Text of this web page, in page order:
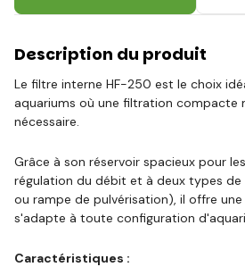
Description du produit
Le filtre interne HF-250 est le choix
aquariums où une filtration compacte
nécessaire.
Grâce à son réservoir spacieux pour
régulation du débit et à deux types
ou rampe de pulvérisation), il offre
s'adapte à toute configuration
Caractéristiques :